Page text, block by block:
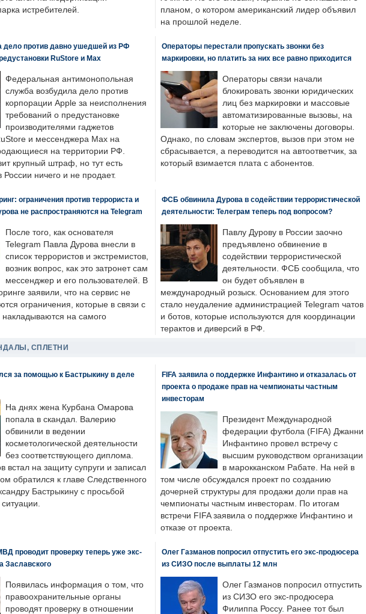
истребителей.
планом, о котором американский лидер объявил
на прошлой неделе.
дело против давно ушедшей из РФ
RuStore и Max
Федеральная антимонопольная
служба возбудила дело против
корпорации Apple за неисполнения
требований о предустановке
производителями гаджетов
и мессенджера Max на
на территории РФ.
крупный штраф, но тут есть
ничего и не продает.
Операторы перестали пропускать звонки без
маркировки, но платить за них все равно приходится
Операторы связи начали
блокировать звонки юридических
лиц без маркировки и массовые
автоматизированные вызовы, на
которые не заключены договоры.
Однако, по словам экспертов, вызов при этом не
сбрасывается, а переводится на автоответчик, за
который взимается плата с абонентов.
ограничения против террориста и
не распространяются на Telegram
После того, как основателя
Telegram Павла Дурова внесли в
список террористов и экстремистов,
возник вопрос, как это затронет сам
мессенджер и его пользователей. В
заявили, что на сервис не
ограничения, которые в связи с
накладываются на самого
ФСБ обвинила Дурова в содействии террористической
деятельности: Телеграм теперь под вопросом?
Павлу Дурову в России заочно
предъявлено обвинение в
содействии террористической
деятельности. ФСБ сообщила, что
он будет объявлен в
международный розыск. Основанием для этого
стало неудаление администрацией Telegram чатов
и ботов, которые используются для координации
терактов и диверсий в РФ.
СПЛЕТНИ
за помощью к Бастрыкину в деле
На днях жена Курбана Омарова
попала в скандал. Валерию
обвинили в ведении
косметологической деятельности
без соответствующего диплома.
встал на защиту супруги и записал
обратился к главе Следственного
Бастрыкину с просьбой
FIFA заявила о поддержке Инфантино и отказалась от
проекта о продаже прав на чемпионаты частным
инвесторам
Президент Международной
федерации футбола (FIFA) Джанни
Инфантино провел встречу с
высшим руководством организации
в марокканском Рабате. На ней в
том числе обсуждался проект по созданию
дочерней структуры для продажи доли прав на
чемпионаты частным инвесторам. По итогам
встречи FIFA заявила о поддержке Инфантино и
отказе от проекта.
проводит проверку теперь уже экс-
Заславского
Появилась информация о том, что
правоохранительные органы
проводят проверку в отношении
Олег Газманов попросил отпустить его экс-продюсера
из СИЗО после выплаты 12 млн
Олег Газманов попросил отпустить
из СИЗО его экс-продюсера
Филиппа Россу. Ранее тот был